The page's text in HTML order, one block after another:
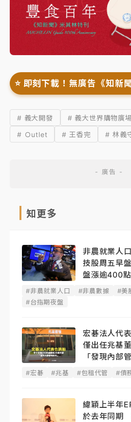
⭐️ 即刻下載！無廣告《知新
# 義大開發 # 義大世界購物廣場
# Ｏutlet
# 王香完 # 林義
知更多
非農就業人
技股周五早
盤漲逾400點
#非農就業人口 #非農數據 #美
#台指期夜盤
宏碁法人代
僅出任兆基
「發現內部
#宏碁 #兆基 #包租代管 #債
緯穎上半年
於去年同期